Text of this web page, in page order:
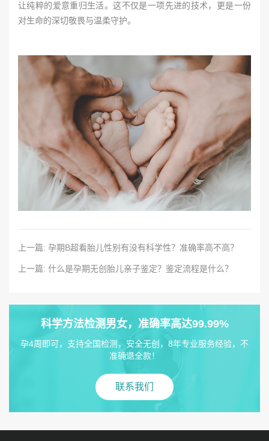
让纯粹的爱意重归生活。这不仅是一项先进的技术，更是一份
对生命的深切敬畏与温柔守护。
上一篇: 孕期B超看胎儿性别有没有科学性？准确率高不高？
上一篇: 什么是孕期无创胎儿亲子鉴定？鉴定流程是什么？
科学方法检测男女，准确率高达99.99%
孕4周即可，支持全国检测，安全无创，8年专业服务经验，不
准确退全款！
联系我们